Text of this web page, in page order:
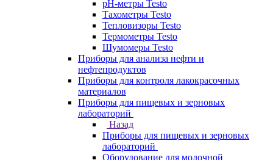
pH-метры Testo
Тахометры Testo
Тепловизоры Testo
Термометры Testo
Шумомеры Testo
Приборы для анализа нефти и
нефтепродуктов
Приборы для контроля лакокрасочных
материалов
Приборы для пищевых и зерновых
лабораторий
Назад
Приборы для пищевых и зерновых
лабораторий
Оборудование для молочной